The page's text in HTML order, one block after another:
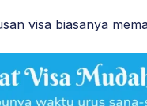
visa biasanya